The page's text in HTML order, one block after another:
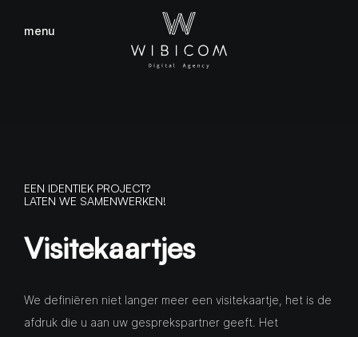
menu
Visitekaartjes
We definiëren niet langer meer een visitekaartje, het is de
afdruk die u aan uw gesprekspartner geeft. Het
EEN IDENTIEK PROJECT?
LATEN WE SAMENWERKEN!